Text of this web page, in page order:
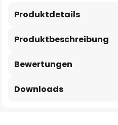
Produktbeschreibung
Produktdetails
Bewertungen
Downloads